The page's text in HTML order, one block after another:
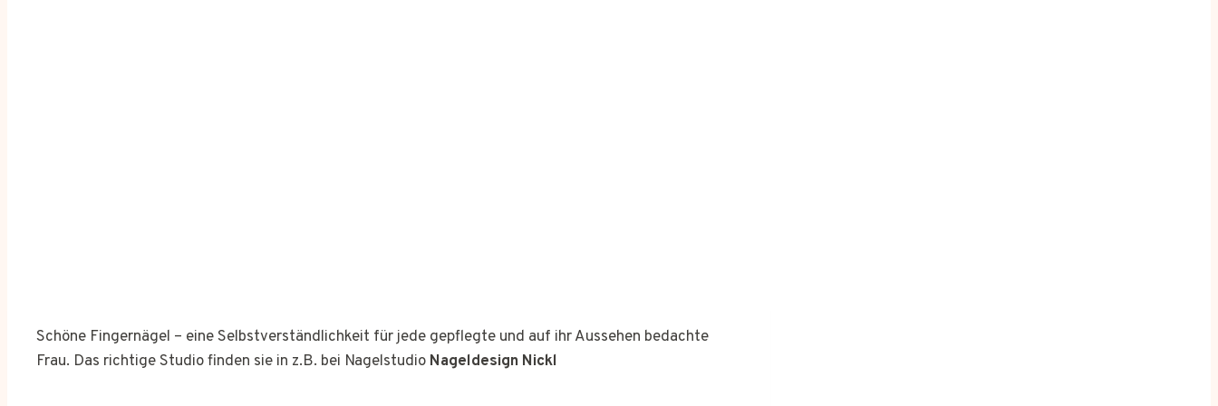
Schöne Fingernägel – eine Selbstverständlichkeit für jede gepflegte und auf ihr Aussehen bedachte
Frau. Das richtige Studio finden sie in z.B. bei Nagelstudio Nageldesign Nickl